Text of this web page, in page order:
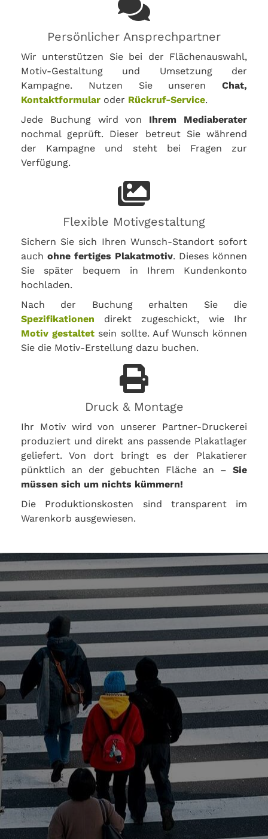
Persönlicher Ansprechpartner
Wir unterstützen Sie bei der Flächenauswahl,
Motiv-Gestaltung und Umsetzung der
Kampagne. Nutzen Sie unseren Chat,
Kontaktformular oder Rückruf-Service.
Jede Buchung wird von Ihrem Mediaberater
nochmal geprüft. Dieser betreut Sie während
der Kampagne und steht bei Fragen zur
Verfügung.
Flexible Motivgestaltung
Sichern Sie sich Ihren Wunsch-Standort sofort
auch ohne fertiges Plakatmotiv. Dieses können
Sie später bequem in Ihrem Kundenkonto
hochladen.
Nach der Buchung erhalten Sie die
Spezifikationen direkt zugeschickt, wie Ihr
Motiv gestaltet sein sollte. Auf Wunsch können
Sie die Motiv-Erstellung dazu buchen.
Druck & Montage
Ihr Motiv wird von unserer Partner-Druckerei
produziert und direkt ans passende Plakatlager
geliefert. Von dort bringt es der Plakatierer
pünktlich an der gebuchten Fläche an – Sie
müssen sich um nichts kümmern!
Die Produktionskosten sind transparent im
Warenkorb ausgewiesen.